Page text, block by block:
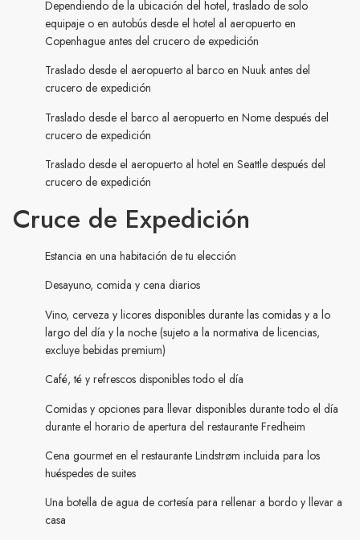
Dependiendo de la ubicación del hotel, traslado de solo
equipaje o en autobús desde el hotel al aeropuerto en
Copenhague antes del crucero de expedición
Traslado desde el aeropuerto al barco en Nuuk antes del
crucero de expedición
Traslado desde el barco al aeropuerto en Nome después del
crucero de expedición
Traslado desde el aeropuerto al hotel en Seattle después del
crucero de expedición
Cruce de Expedición
Estancia en una habitación de tu elección
Desayuno, comida y cena diarios
Vino, cerveza y licores disponibles durante las comidas y a lo
largo del día y la noche (sujeto a la normativa de licencias,
excluye bebidas premium)
Café, té y refrescos disponibles todo el día
Comidas y opciones para llevar disponibles durante todo el día
durante el horario de apertura del restaurante Fredheim
Cena gourmet en el restaurante Lindstrøm incluida para los
huéspedes de suites
Una botella de agua de cortesía para rellenar a bordo y llevar a
casa